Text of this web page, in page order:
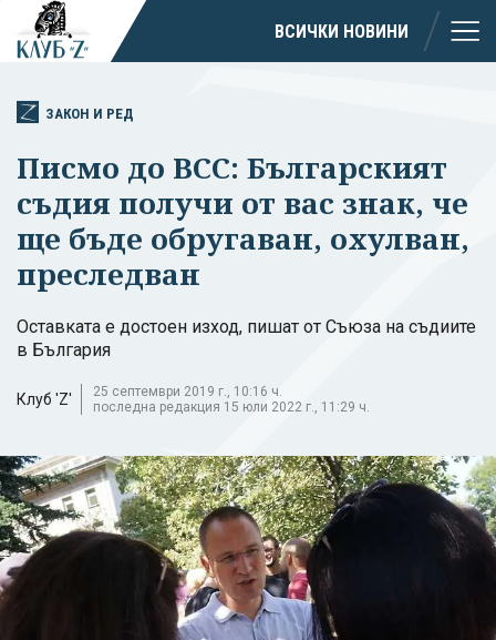
ВСИЧКИ НОВИНИ
ЗАКОН И РЕД
Писмо до ВСС: Българският
съдия получи от вас знак, че
ще бъде обругаван, охулван,
преследван
Оставката е достоен изход, пишат от Съюза на съдиите
в България
Клуб 'Z'
25 септември 2019 г., 10:16 ч.
последна редакция 15 юли 2022 г., 11:29 ч.